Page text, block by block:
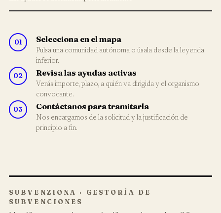
Selecciona en el mapa
Pulsa una comunidad autónoma o úsala desde la leyenda
inferior.
Revisa las ayudas activas
Verás importe, plazo, a quién va dirigida y el organismo
convocante.
Contáctanos para tramitarla
Nos encargamos de la solicitud y la justificación de
principio a fin.
SUBVENZIONA · GESTORÍA DE
SUBVENCIONES